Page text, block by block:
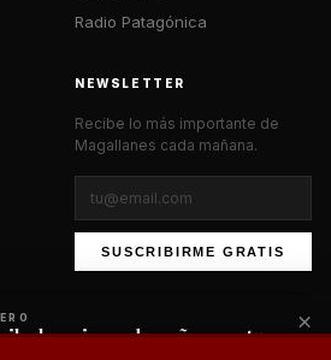
Radio Patagónica
NEWSLETTER
Recibe lo más importante de
Magallanes cada mañana.
SUSCRIBIRME GRATIS
lo mejor cada mañana en tu
×